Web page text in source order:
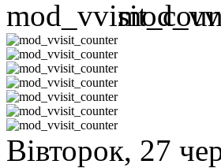
Вівторок, 27